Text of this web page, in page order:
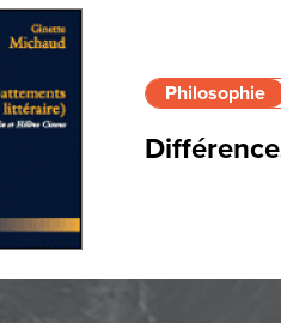
Philosophie